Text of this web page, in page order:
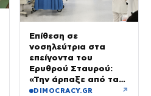
Επίθεση σε
νοσηλεύτρια στα
επείγοντα του
Ερυθρού Σταυρού:
«Την άρπαξε από τα
μαλλιά, της κατάφερε
DIMOCRACY.GR ↗